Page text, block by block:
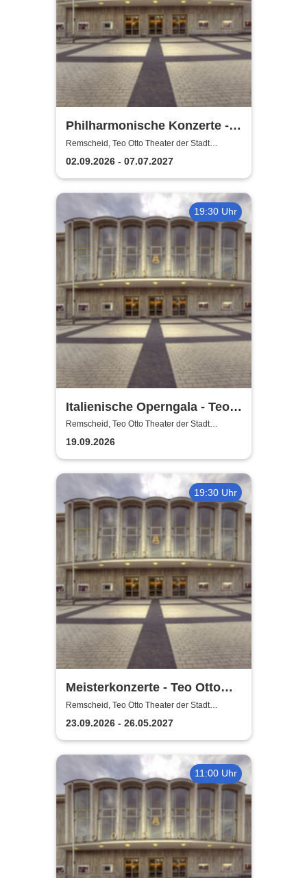
Philharmonische Konzerte -
Teo Otto Theater der Stadt
Remscheid
Remscheid, Teo Otto Theater der Stadt
Remscheid
02.09.2026 - 07.07.2027
19:30 Uhr
Italienische Operngala - Teo
Otto Theater der Stadt
Remscheid
Remscheid, Teo Otto Theater der Stadt
Remscheid
19.09.2026
19:30 Uhr
Meisterkonzerte - Teo Otto
Theater der Stadt Remscheid
Remscheid, Teo Otto Theater der Stadt
Remscheid
23.09.2026 - 26.05.2027
11:00 Uhr